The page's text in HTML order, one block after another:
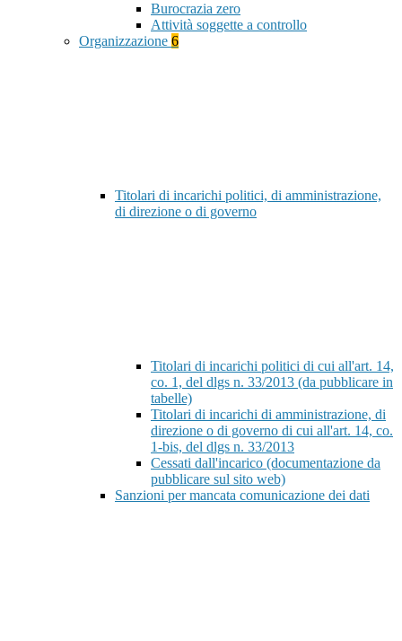
Burocrazia zero
Attività soggette a controllo
Organizzazione 6
Titolari di incarichi politici, di amministrazione,
di direzione o di governo
Titolari di incarichi politici di cui all'art. 14,
co. 1, del dlgs n. 33/2013 (da pubblicare in
tabelle)
Titolari di incarichi di amministrazione, di
direzione o di governo di cui all'art. 14, co.
1-bis, del dlgs n. 33/2013
Cessati dall'incarico (documentazione da
pubblicare sul sito web)
Sanzioni per mancata comunicazione dei dati